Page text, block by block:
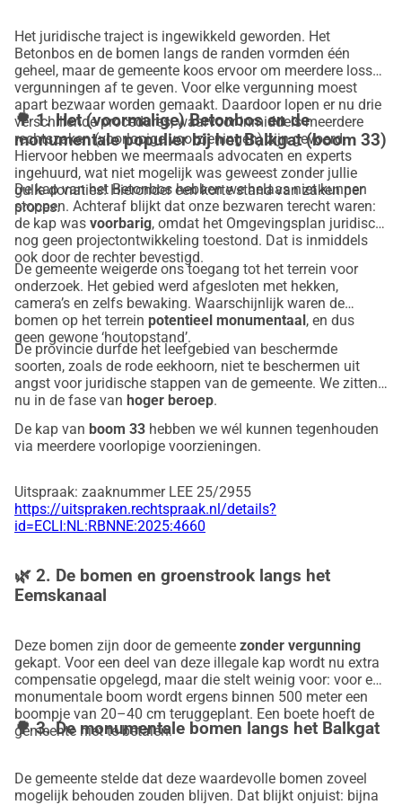
Het juridische traject is ingewikkeld geworden. Het
Betonbos en de bomen langs de randen vormden één
geheel, maar de gemeente koos ervoor om meerdere losse
vergunningen af te geven. Voor elke vergunning moest
apart bezwaar worden gemaakt. Daardoor lopen er nu drie
verschillende procedures, waarvoor inmiddels meerdere
rechtszaken (voorlopige voorzieningen) zijn gevoerd.
Hiervoor hebben we meermaals advocaten en experts
ingehuurd, wat niet mogelijk was geweest zonder jullie
gulle donaties! Hieronder een korte stand van zaken per
proces.
🌳1. Het (voormalige) Betonbos en de
monumentale populier bij het Balkgat (boom 33)
De kap van het Betonbos hebben we helaas niet kunnen
stoppen. Achteraf blijkt dat onze bezwaren terecht waren:
de kap was voorbarig, omdat het Omgevingsplan juridisch
nog geen projectontwikkeling toestond. Dat is inmiddels
ook door de rechter bevestigd.
De gemeente weigerde ons toegang tot het terrein voor
onderzoek. Het gebied werd afgesloten met hekken,
camera’s en zelfs bewaking. Waarschijnlijk waren de
bomen op het terrein potentieel monumentaal , en dus
geen gewone ‘houtopstand’.
De provincie durfde het leefgebied van beschermde
soorten, zoals de rode eekhoorn, niet te beschermen uit
angst voor juridische stappen van de gemeente. We zitten
nu in de fase van hoger beroep.
De kap van boom 33 hebben we wél kunnen tegenhouden
via meerdere voorlopige voorzieningen.
Uitspraak: zaaknummer LEE 25/2955
https://uitspraken.rechtspraak.nl/details?
id=ECLI:NL:RBNNE:2025:4660
🌿 2. De bomen en groenstrook langs het
Eemskanaal
Deze bomen zijn door de gemeente zonder vergunning
gekapt. Voor een deel van deze illegale kap wordt nu extra
compensatie opgelegd, maar die stelt weinig voor: voor een
monumentale boom wordt ergens binnen 500 meter een
boompje van 20–40 cm teruggeplant. Een boete hoeft de
gemeente niet te betalen.
🌳3. De monumentale bomen langs het Balkgat
De gemeente stelde dat deze waardevolle bomen zoveel
mogelijk behouden zouden blijven. Dat blijkt onjuist: bijna